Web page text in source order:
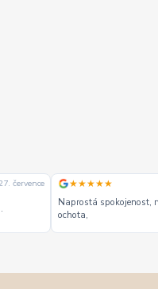
července ★★★★★
Naprostá spokojenost,
ochota,